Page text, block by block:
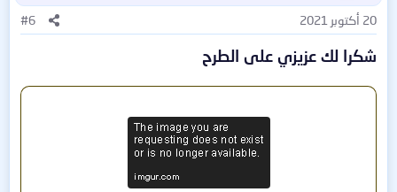
ا
ت
20 أكتوبر 2021 #6
شكرا لك عزيزي على الطرح